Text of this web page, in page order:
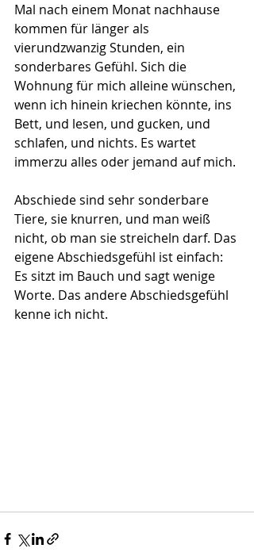
Mal nach einem Monat nachhause
kommen für länger als
vierundzwanzig Stunden, ein
sonderbares Gefühl. Sich die
Wohnung für mich alleine wünschen,
wenn ich hinein kriechen könnte, ins
Bett, und lesen, und gucken, und
schlafen, und nichts. Es wartet
immerzu alles oder jemand auf mich.
Abschiede sind sehr sonderbare
Tiere, sie knurren, und man weiß
nicht, ob man sie streicheln darf. Das
eigene Abschiedsgefühl ist einfach:
Es sitzt im Bauch und sagt wenige
Worte. Das andere Abschiedsgefühl
kenne ich nicht.